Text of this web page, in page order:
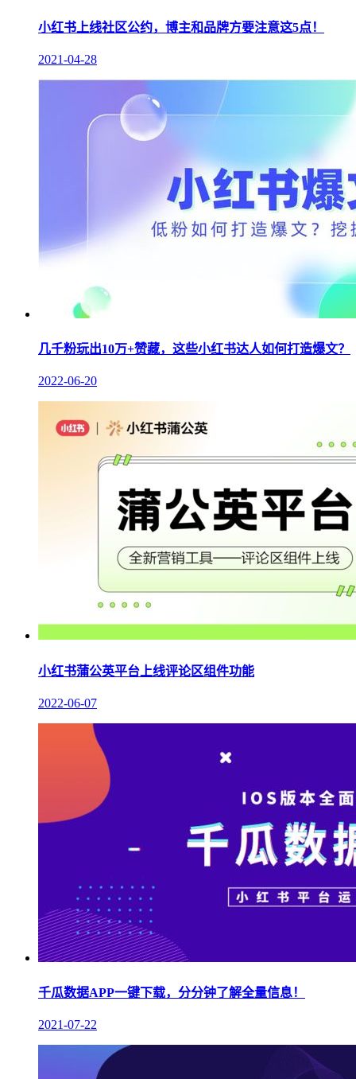
小红书上线社区公约，博主和品牌方要注意这5点！
2021-04-28
几千粉玩出10万+赞藏，这些小红书达人如何打造爆文？
2022-06-20
小红书蒲公英平台上线评论区组件功能
2022-06-07
千瓜数据APP一键下载，分分钟了解全量信息！
2021-07-22